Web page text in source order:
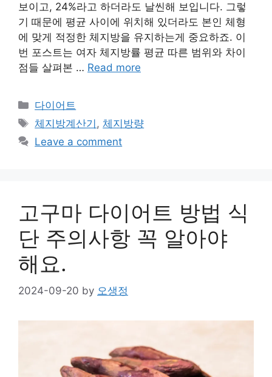
보이고, 24%라고 하더라도 날씬해 보입니다. 그렇
기 때문에 평균 사이에 위치해 있더라도 본인 체형
에 맞게 적정한 체지방을 유지하는게 중요하죠. 이
번 포스트는 여자 체지방률 평균 따른 범위와 차이
점들 살펴본 … Read more
Categories
다이어트
Tags
체지방계산기 ,체지방량
Leave a comment
고구마 다이어트 방법 식
단 주의사항 꼭 알아야
해요.
2024-09-20 by 오생정